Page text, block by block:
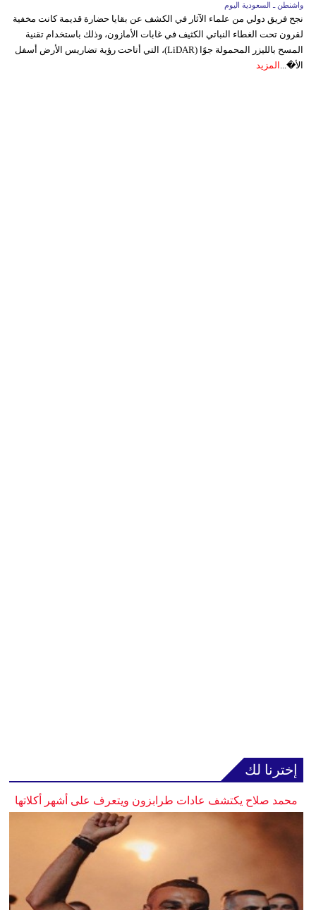
واشنطن ـ السعودية اليوم
نجح فريق دولي من علماء الآثار في الكشف عن بقايا حضارة قديمة كانت مخفية
لقرون تحت الغطاء النباتي الكثيف في غابات الأمازون، وذلك باستخدام تقنية
المسح بالليزر المحمولة جوًا (LiDAR)، التي أتاحت رؤية تضاريس الأرض أسفل
الأ�... المزيد
إخترنا لك
محمد صلاح يكتشف عادات طرابزون ويتعرف على أشهر أكلاتها